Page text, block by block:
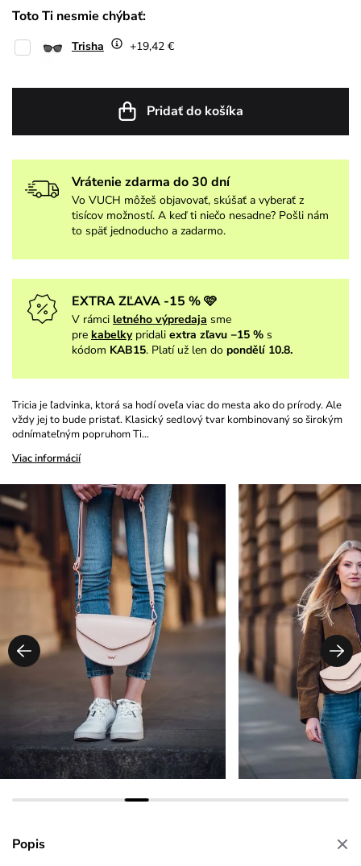
Toto Ti nesmie chýbať:
Trisha +19,42 €
Pridať do košíka
Vrátenie zdarma do 30 dní
Vo VUCH môžeš objavovať, skúšať a vyberať z
tisícov možností. A keď ti niečo nesadne? Pošli nám
to späť jednoducho a zadarmo.
EXTRA ZĽAVA -15 % 🩷
V rámci letného výpredaja sme
pre kabelky pridali extra zľavu −15 % s
kódom KAB15. Platí už len do pondělí 10.8.
Tricia je ľadvinka, ktorá sa hodí oveľa viac do mesta ako do prírody. Ale
vždy jej to bude pristať. Klasický sedlový tvar kombinovaný so širokým
odnímateľným popruhom Ti…
Viac informácií
Popis